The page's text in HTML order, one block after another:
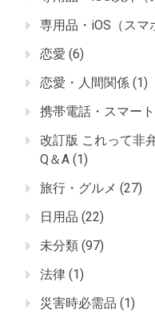
専用品・iOS（スマ
恋愛 (6)
恋愛・人間関係 (1)
携帯電話・スマー
改訂版 これって非
Q＆A (1)
旅行・グルメ (27)
日用品 (22)
未分類 (97)
法律 (1)
災害時必需品 (1)